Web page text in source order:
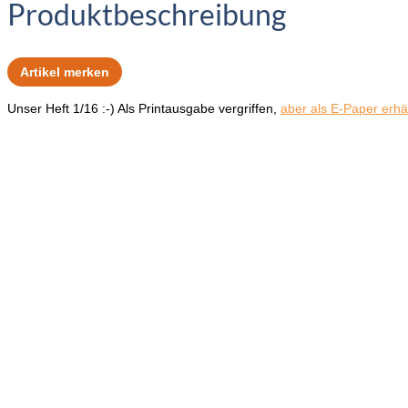
Produktbeschreibung
Artikel merken
Unser Heft 1/16 :-) Als Printausgabe vergriffen, aber als E-Paper